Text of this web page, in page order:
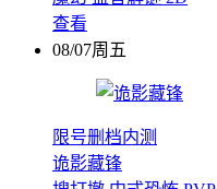
查看
08/07周五
限号删档内测
诡影藏锋